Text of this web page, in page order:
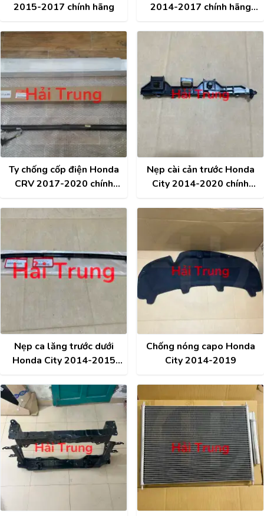
2015-2017 chính hãng
2014-2017 chính hãng
Ty chống cốp điện Honda
CRV 2017-2020 chính
Nẹp cài cản trước Honda
City 2014-2020 chính
Nẹp ca lăng trước dưới
Honda City 2014-2015
T10
Chống nóng capo Honda
City 2014-2019